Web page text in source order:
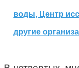
воды, Центр
другие